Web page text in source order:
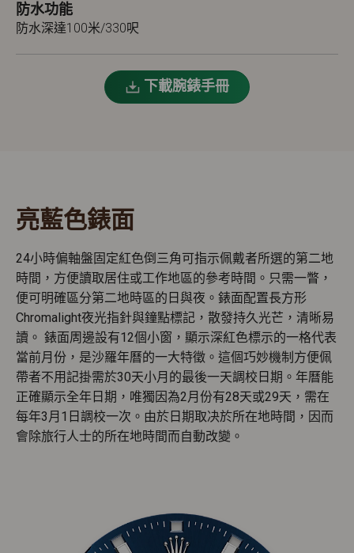
防水功能
防水深達100米/330呎
下載腕錶手冊
亮藍色錶面
24小時偏軸盤固定紅色倒三角可指示佩戴者所選的第二地
時間，方便讀取居住或工作地區的參考時間。只需一瞥，
便可明確區分第二地時區的日與夜。錶面配置長方形
Chromalight夜光指針與鐘點標記，散發持久光芒，清晰易
讀。 錶面周邊設有12個小窗，顯示深紅色標示的一格代表
當前月份，是沙羅年曆的一大特徵。這個巧妙機制方便佩
帶者不用記掛需於30天小月的最後一天調校日期。年曆能
正確顯示全年日期，唯獨因為2月份有28天或29天，需在
每年3月1日調校一次。由於日期取决於所在地時間，因而
會除旅行人士的所在地時間而自動改變。